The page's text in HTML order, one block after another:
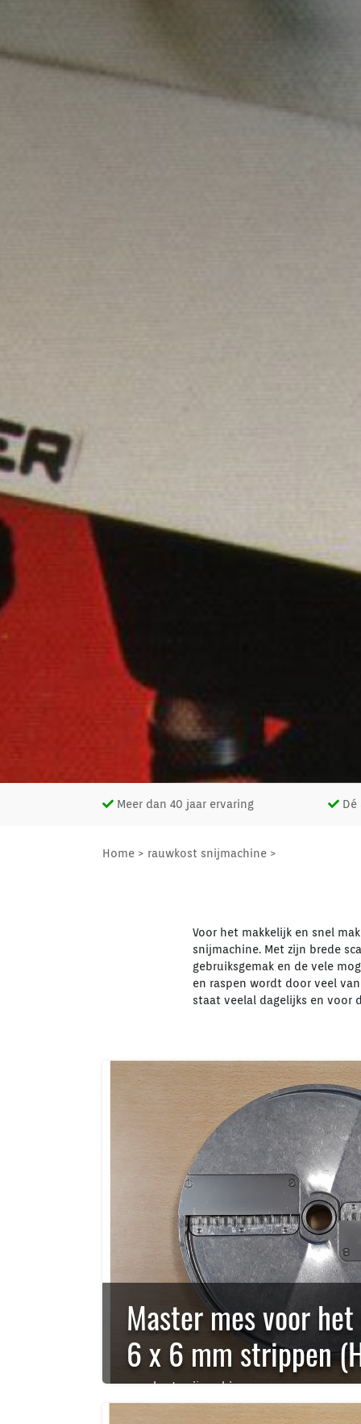
Meer dan 40 jaar ervaring Dé
Home > rauwkost snijmachine >
Voor het makkelijk en snel
snijmachine. Met zijn brede
gebruiksgemak en de vele
en raspen wordt door veel
staat veelal dagelijks en voor
Master mes voor
6 x 6 mm strippen
rauwkost snijmachine,